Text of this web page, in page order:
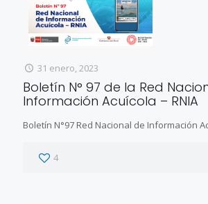
31 enero, 2023
Boletín N° 97 de la Red
Información Acuícola – RNIA
Boletín N°97 Red Nacional de Información
4